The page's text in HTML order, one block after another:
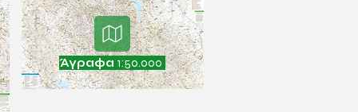
Άγραφα 1:50.000